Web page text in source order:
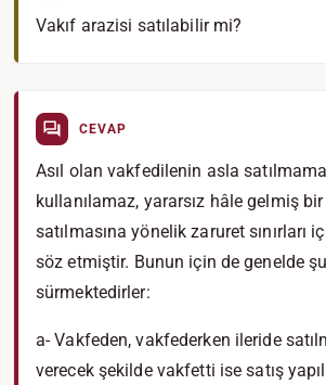
Vakıf arazisi satılabilir mi?
CEVAP
Asıl olan vakfedilenin asla
kullanılamaz, yararsız hâle gelmiş
satılmasına yönelik zaruret sınırları
söz etmiştir. Bunun için de genelde
sürmektedirler:
a- Vakfeden, vakfederken ileride
verecek şekilde vakfetti ise satış